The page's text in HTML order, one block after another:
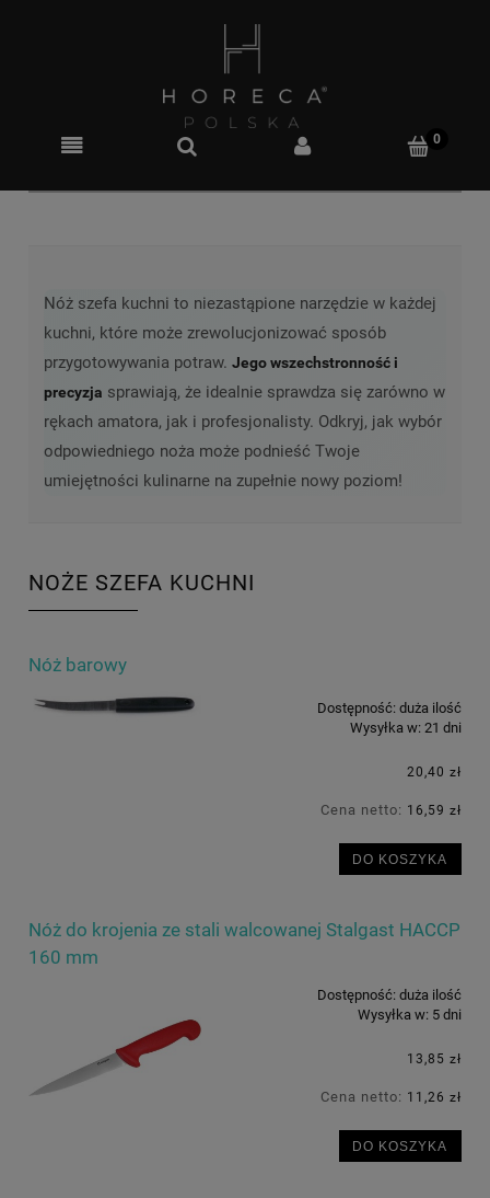
Nóż szefa kuchni to niezastąpione narzędzie w każdej
kuchni, które może zrewolucjonizować sposób
przygotowywania potraw. Jego wszechstronność i
precyzja sprawiają, że idealnie sprawdza się zarówno w
rękach amatora, jak i profesjonalisty. Odkryj, jak wybór
odpowiedniego noża może podnieść Twoje
umiejętności kulinarne na zupełnie nowy poziom!
NOŻE SZEFA KUCHNI
Nóż barowy
Dostępność: duża ilość
Wysyłka w: 21 dni
20,40 zł
Cena netto: 16,59 zł
DO KOSZYKA
Nóż do krojenia ze stali walcowanej Stalgast HACCP
160 mm
Dostępność: duża ilość
Wysyłka w: 5 dni
13,85 zł
Cena netto: 11,26 zł
DO KOSZYKA